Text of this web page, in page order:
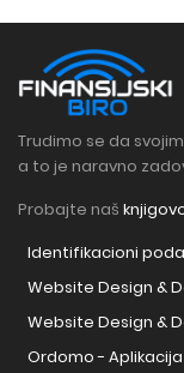
Trudimo se da
a to je naravno
Probajte naš
Identifikacioni
Website Design &
Website Design &
Ordomo -